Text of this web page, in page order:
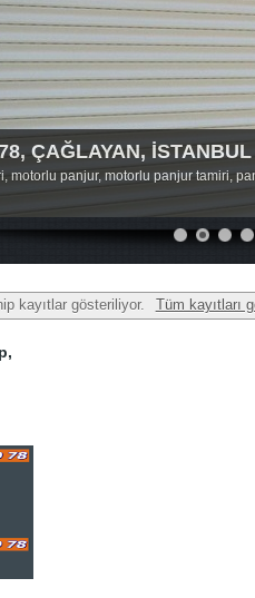
ÇAĞLAYAN, İSTANBUL
motorlu panjur, motorlu panjur tamiri,
kayıtlar gösteriliyor. Tüm kayıtları